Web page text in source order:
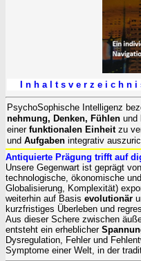
I n h a l t s v e r z e i c h n i
PsychoSophische Intelligenz
nehmung, Denken, Fühlen und
einer funktionalen Einheit zu
und Aufgaben integrativ
Antiquierte Prägung trifft auf
Unsere Gegenwart ist geprägt
technologische, ökonomische
Globalisierung, Komplexität)
weiterhin auf Basis evolutionär
kurzfristiges Überleben und
Aus dieser Schere zwischen
entsteht ein erheblicher
Dysregulation, Fehler und
Symptome einer Welt, in der